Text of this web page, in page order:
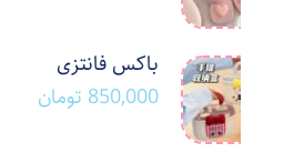
باکس فانتزی
850,000 تومان